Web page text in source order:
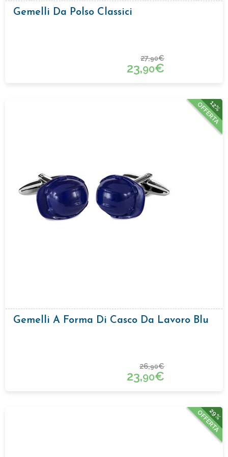
Gemelli Da Polso Classici
27,90€
23,90€
12%
OFFERTA
Gemelli A Forma Di Casco Da Lavoro Blu
26,90€
23,90€
29%
OFFERTA